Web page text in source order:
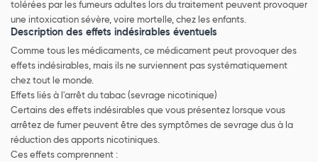
tolérées par les fumeurs adultes lors du traitement peuvent provoquer
une intoxication sévère, voire mortelle, chez les enfants.
Description des effets indésirables éventuels
Comme tous les médicaments, ce médicament peut provoquer des
effets indésirables, mais ils ne surviennent pas systématiquement
chez tout le monde.
Effets liés à l'arrêt du tabac (sevrage nicotinique)
Certains des effets indésirables que vous présentez lorsque vous
arrêtez de fumer peuvent être des symptômes de sevrage dus à la
réduction des apports nicotiniques.
Ces effets comprennent :